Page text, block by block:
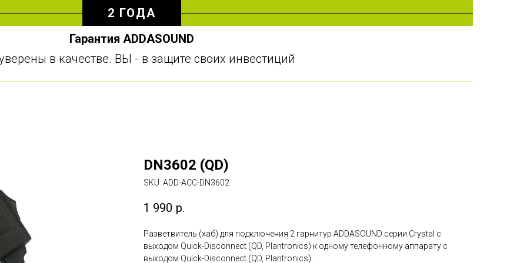
2 ГОДА
Гарантия ADDASOUND
в качестве. ВЫ - в защите своих инвестиций
DN3602 (QD)
SKU: ADD-ACC-DN3602
1 990 р.
Разветвитель (хаб) для подключения 2 гарнитур ADDASOUND серии Crystal с
выходом Quick-Disconnect (QD, Plantronics) к одному телефонному аппарату с
выходом Quick-Disconnect (QD, Plantronics).